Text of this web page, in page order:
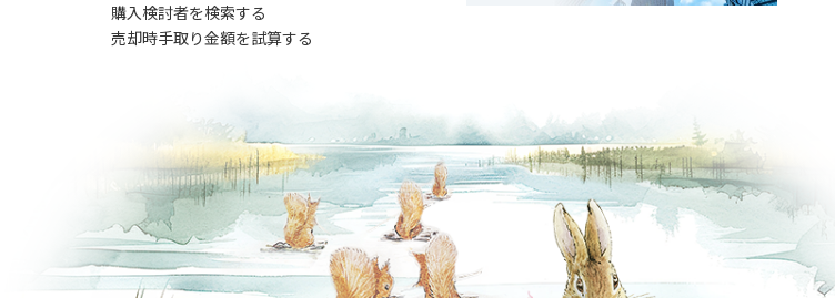
購入検討者を検索する
売却時手取り金額を試算する